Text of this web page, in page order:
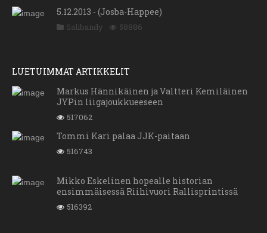
5.12.2013 - (Josba-Happee)
Salibandy 58886
LUETUIMMAT ARTIKKELIT
Markus Hännikäinen ja Valtteri Kemiläinen
JYPin liigajoukkueeseen
517062
Tommi Kari palaa JJK-paitaan
516743
Mikko Eskelinen hopealle historian
ensimmäisessä Riihivuori Rallisprintissä
516392